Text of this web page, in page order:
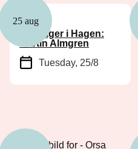
25 aug
Musikk
Tirsdager i Hagen:
Martin Almgren
Tuesday, 25/8